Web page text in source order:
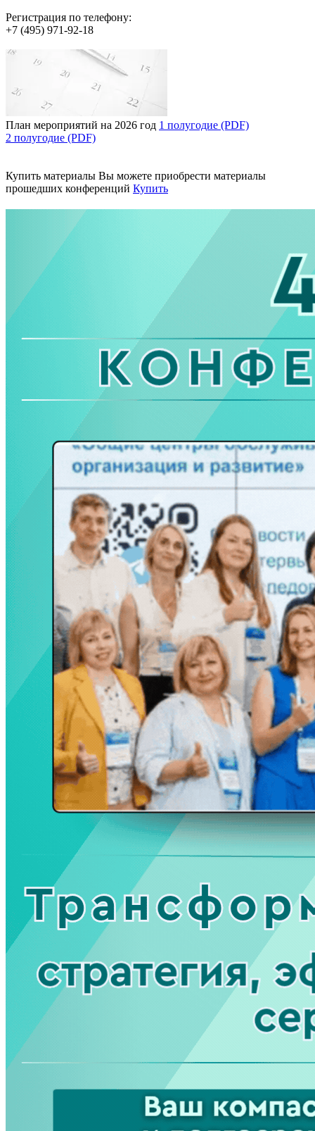
Регистрация по телефону:
+7 (495) 971-92-18
План мероприятий на 2026 год 1 полугодие (PDF)
2 полугодие (PDF)
Купить материалы Вы можете приобрести материалы
прошедших конференций Купить